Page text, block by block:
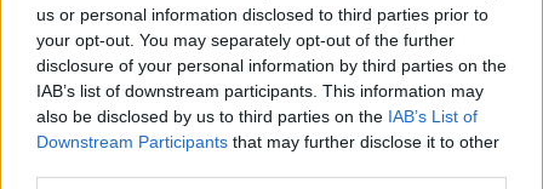
us or personal information disclosed to third parties prior to
your opt-out. You may separately opt-out of the further
disclosure of your personal information by third parties on the
IAB’s list of downstream participants. This information may
also be disclosed by us to third parties on the IAB’s List of
Downstream Participants that may further disclose it to other
#HR
42Microsoft - Másodpilóták előnyben
A mesterséges intelligencia az ember és a számítógép
közötti interakció teljesen új modelljét vezeti be, amely
nélkül hamarosan el sem tudjuk majd képzelni a munkát,
jövendölte a Microsoft a Copilot bejelentésekor. A